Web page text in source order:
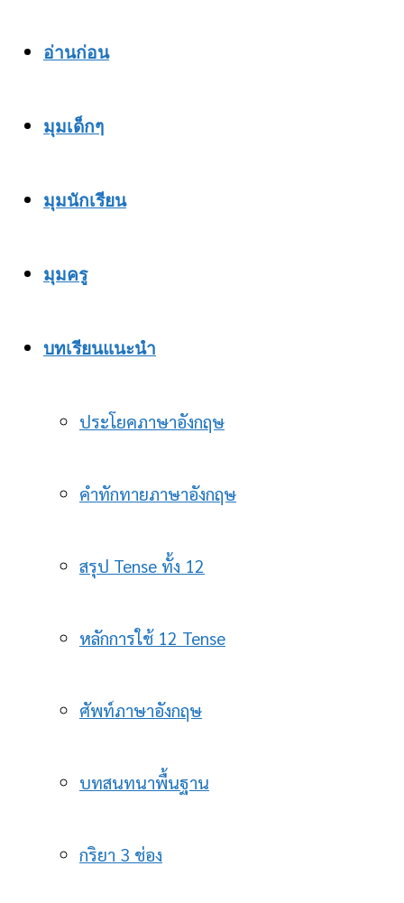
อ่านก่อน
มุมเด็กๆ
มุมนักเรียน
มุมครู
บทเรียนแนะนำ
ประโยคภาษาอังกฤษ
คำทักทายภาษาอังกฤษ
สรุป Tense ทั้ง 12
หลักการใช้ 12 Tense
ศัพท์ภาษาอังกฤษ
บทสนทนาพื้นฐาน
กริยา 3 ช่อง